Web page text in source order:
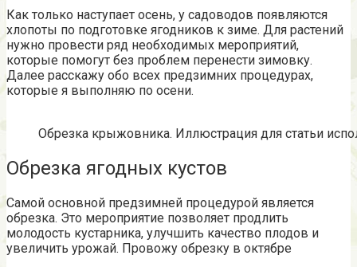
Как только наступает осень, у садоводов появляются
хлопоты по подготовке ягодников к зиме. Для растений
нужно провести ряд необходимых мероприятий,
которые помогут без проблем перенести зимовку.
Далее расскажу обо всех предзимних процедурах,
которые я выполняю по осени.
Обрезка крыжовника. Иллюстрация для статьи
Обрезка ягодных кустов
Самой основной предзимней процедурой является
обрезка. Это мероприятие позволяет продлить
молодость кустарника, улучшить качество плодов и
увеличить урожай. Провожу обрезку в октябре